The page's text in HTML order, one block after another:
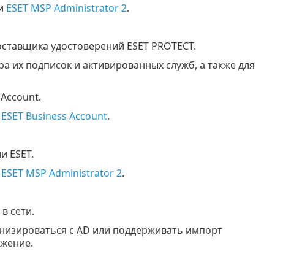
ESET MSP Administrator 2.
удостоверений ESET PROTECT.
их подписок и активированных служб, а также для
Business Account.
ESET.
MSP Administrator 2.
сети.
с AD или поддерживать импорт